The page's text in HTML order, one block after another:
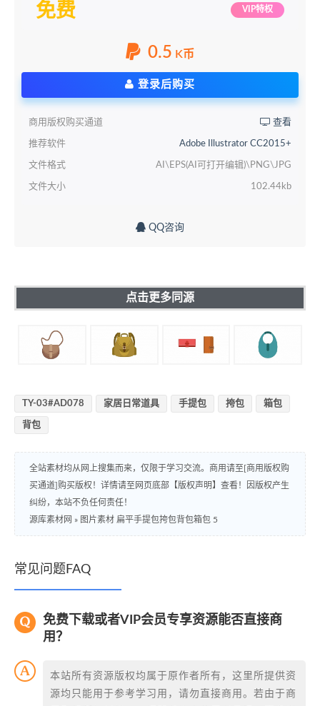
免费 VIP特权
0.5 K币
登录后购买
商用版权购买通道 查看
推荐软件 Adobe Illustrator CC2015+
文件格式 AI\EPS(AI可打开编辑)\PNG\JPG
文件大小 102.44kb
QQ咨询
点击更多同源
TY-03#AD078 家居日常道具 手提包 挎包 箱包
背包
全站素材均从网上搜集而来，仅限于学习交流。商用请至[商用版权购
买通道]购买版权！详情请至网页底部【版权声明】查看！因版权产生
纠纷，本站不负任何责任！
源库素材网 » 图片素材 扁平手提包挎包背包箱包 5
常见问题FAQ
免费下载或者VIP会员专享资源能否直接商
用？
本站所有资源版权均属于原作者所有，这里所提供资
源均只能用于参考学习用，请勿直接商用。若由于商